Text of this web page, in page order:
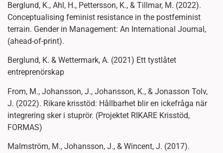
Berglund, K., Ahl, H., Pettersson, K., & Tillmar, M. (2022).
Conceptualising feminist resistance in the postfeminist
terrain. Gender in Management: An International Journal,
(ahead-of-print).
Berglund, K. & Wettermark, A. (2021) Ett tystlåtet
entreprenörskap
From, M., Johansson, J., Johansson, K., & Jonasson Tolv,
J. (2022). Rikare krisstöd: Hållbarhet blir en ickefråga när
integrering sker i stuprör. (Projektet RIKARE Krisstöd,
FORMAS)
Malmström, M., Johansson, J., & Wincent, J. (2017).